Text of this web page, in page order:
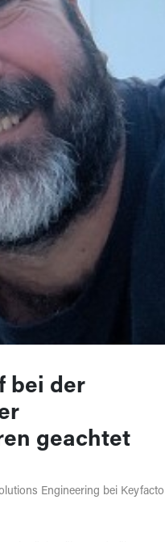
bei der
geachtet
Engineering bei